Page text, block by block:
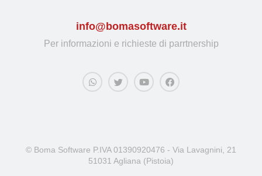
info@bomasoftware.it
Per informazioni e richieste di parrtnership
© Boma Software P.IVA 01390920476 - Via Lavagnini, 21
51031 Agliana (Pistoia)